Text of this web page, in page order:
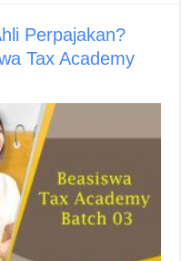
Perpajakan?
Tax Academy